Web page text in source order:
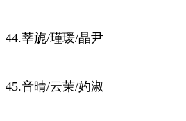
44.莘旎/瑾瑗/晶尹
45.音晴/云茉/妁淑